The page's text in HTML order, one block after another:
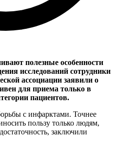
полезные особенности
исследований сотрудники
ассоциации заявили о
для приема только в
пациентов.
с инфарктами. Точнее
пользу только людям,
заключили